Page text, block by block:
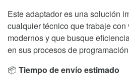
Este adaptador es una solución
cualquier técnico que trabaje
modernos y que busque
en sus procesos de
📦 Tiempo de envío estimado